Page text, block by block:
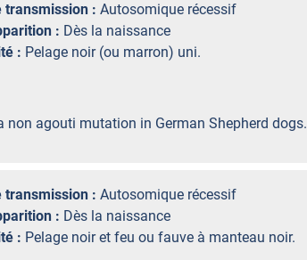
transmission : Autosomique récessif
: Dès la naissance
: Pelage noir (ou marron) uni.
agouti mutation in German Shepherd dogs.
transmission : Autosomique récessif
: Dès la naissance
: Pelage noir et feu ou fauve à manteau noir.